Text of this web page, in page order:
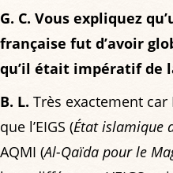
G. C. Vous expliquez
française fut d’avoir
qu’il était impératif de
B. L. Très exactement car
que l’EIGS (État islamique
AQMI (Al-Qaïda pour le